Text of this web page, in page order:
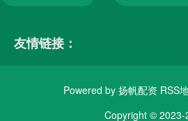
友情链接：
Powered by 扬帆配资 RSS
Copyright © 2023-